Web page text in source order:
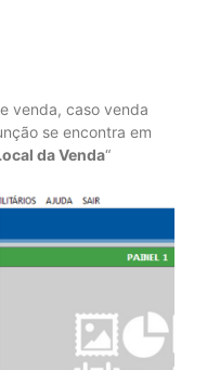
venda, caso venda
se encontra em
da Venda“